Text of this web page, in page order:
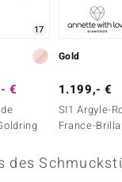
17
€
Gold
1.199,- €
SI1 Argyle-
France-
des